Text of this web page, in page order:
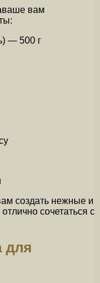
вам
— 500 г
создать нежные и
сочетаться с
для